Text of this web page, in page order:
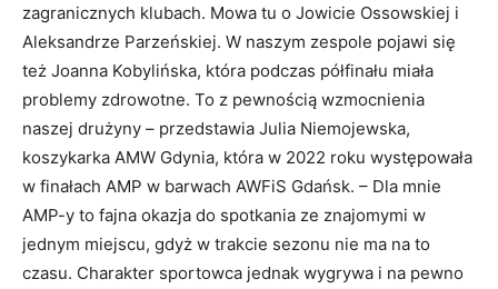
zagranicznych klubach. Mowa tu o Jowicie Ossowskiej i
Aleksandrze Parzeńskiej. W naszym zespole pojawi się
też Joanna Kobylińska, która podczas półfinału miała
problemy zdrowotne. To z pewnością wzmocnienia
naszej drużyny – przedstawia Julia Niemojewska,
koszykarka AMW Gdynia, która w 2022 roku występowała
w finałach AMP w barwach AWFiS Gdańsk. – Dla mnie
AMP-y to fajna okazja do spotkania ze znajomymi w
jednym miejscu, gdyż w trakcie sezonu nie ma na to
czasu. Charakter sportowca jednak wygrywa i na pewno